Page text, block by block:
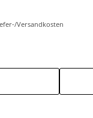
Versandkosten